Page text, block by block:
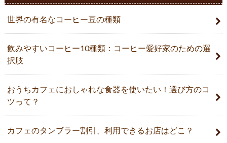
世界の有名なコーヒー豆の種類
飲みやすいコーヒー10種類：コーヒー愛好家のための選
択肢
おうちカフェにおしゃれな食器を使いたい！選び方のコ
ツって？
カフェのタンブラー割引、利用できるお店はどこ？